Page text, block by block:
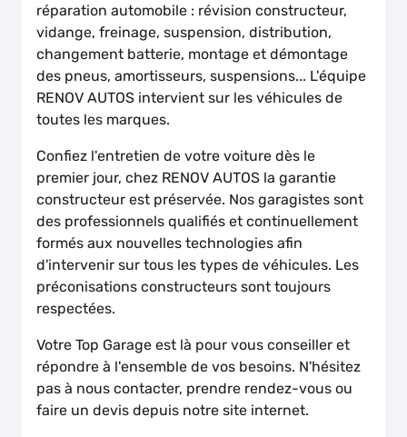
réparation automobile : révision constructeur,
vidange, freinage, suspension, distribution,
changement batterie, montage et démontage
des pneus, amortisseurs, suspensions... L'équipe
RENOV AUTOS intervient sur les véhicules de
toutes les marques.
Confiez l'entretien de votre voiture dès le
premier jour, chez RENOV AUTOS la garantie
constructeur est préservée. Nos garagistes sont
des professionnels qualifiés et continuellement
formés aux nouvelles technologies afin
d'intervenir sur tous les types de véhicules. Les
préconisations constructeurs sont toujours
respectées.
Votre Top Garage est là pour vous conseiller et
répondre à l'ensemble de vos besoins. N'hésitez
pas à nous contacter, prendre rendez-vous ou
faire un devis depuis notre site internet.